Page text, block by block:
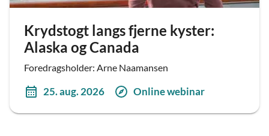
Krydstogt langs fjerne kyster:
Alaska og Canada
Foredragsholder: Arne Naamansen
25. aug. 2026 Online webinar